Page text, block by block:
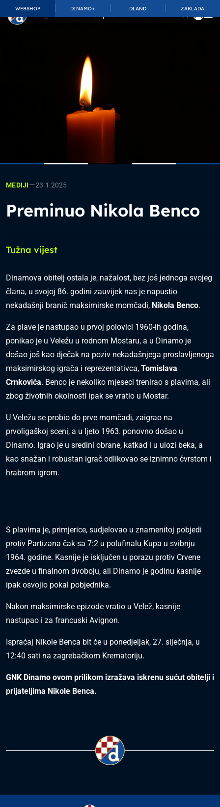
WEBSHOP DINAMO+ DLAND ZAKLADA
TOP_BAR.MembershipSuffix
MEDIJI—23.1.2025
Preminuo Nikola Benco
Tužna vijest
Dinamova obitelj ostala je, nažalost, bez još jednoga svojeg
člana, u svojoj 86. godini zauvijek nas je napustio
nekadašnji branič maksimirske momčadi, Nikola Benco.
Za plave je nastupao u prvoj polovici 1960-ih godina,
ponikao je u Veležu u rodnom Mostaru, a u Dinamo je
došao još kao dječak na poziv nekadašnjega proslavljenoga
maksimirskog igrača i reprezentativca, Tomislava
Crnkovića. Benco je nekoliko mjeseci trenirao s plavima, ali
zbog životnih okolnosti ipak se vratio u Mostar.
U Veležu se probio do prve momčadi, zaigrao na
prvoligaškoj sceni, a u ljeto 1963. ponovno došao u
Dinamo. Igrao je u sredini obrane, katkad i u ulozi beka, a
kao snažan i robustan igrač odlikovao se iznimno čvrstom i
hrabrom igrom.
S plavima je, primjerice, sudjelovao u znamenitoj pobjedi
protiv Partizana čak sa 7:2 u polufinalu Kupa u svibnju
1964. godine. Kasnije je isključen u porazu protiv Crvene
zvezde u finalnom dvoboju, ali Dinamo je godinu kasnije
ipak osvojio pokal pobjednika.
Nakon maksimirske epizode vratio u Velež, kasnije
nastupao i za francuski Avignon.
Ispraćaj Nikole Benca bit će u ponedjeljak, 27. siječnja, u
12:40 sati na zagrebačkom Krematoriju.
GNK Dinamo ovom prilikom izražava iskrenu sućut obitelji i
prijateljima Nikole Benca.